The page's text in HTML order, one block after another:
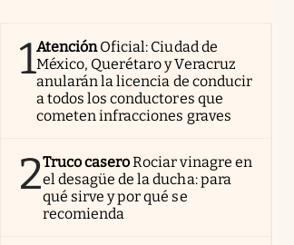
1AtenciónOficial: Ciudad de
México, Querétaro y Veracruz
anularán la licencia de conducir
a todos los conductores que
cometen infracciones graves
2Truco caseroRociar vinagre en
el desagüe de la ducha: para
qué sirve y por qué se
recomienda